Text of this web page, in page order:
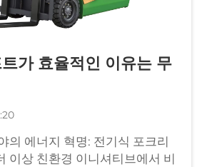
가 효율적인 이유는 무
의 에너지 혁명: 전기식 포크리
이상 친환경 이니셔티브에서 비